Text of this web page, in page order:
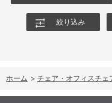
絞り込み
ホーム > チェア・オフィスチェ